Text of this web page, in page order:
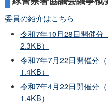
委員の紹介はこちら
令和7年10月28日開催分
2.3KB）
令和7年7月22日開催分
1.4KB）
令和7年4月22日開催分
1.4KB）